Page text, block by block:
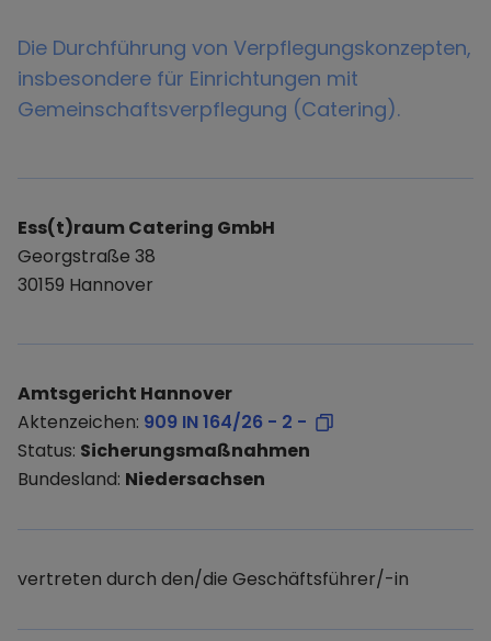
Die Durchführung von Verpflegungskonzepten,
insbesondere für Einrichtungen mit
Gemeinschaftsverpflegung (Catering).
Ess(t)raum Catering GmbH
Georgstraße 38
30159 Hannover
Amtsgericht Hannover
Aktenzeichen: 909 IN 164/26 - 2 -
Status: Sicherungsmaßnahmen
Bundesland: Niedersachsen
vertreten durch den/die Geschäftsführer/-in